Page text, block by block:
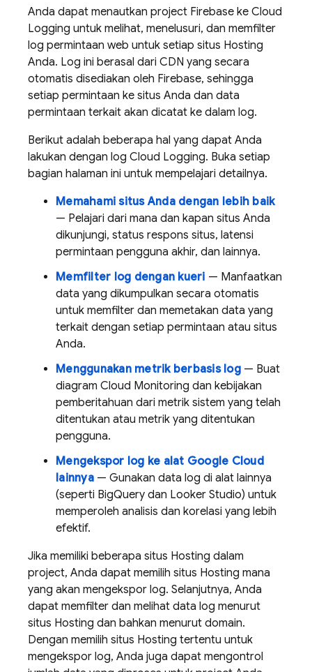
Anda dapat menautkan project Firebase ke Cloud
Logging untuk melihat, menelusuri, dan memfilter
log permintaan web untuk setiap situs Hosting
Anda. Log ini berasal dari CDN yang secara
otomatis disediakan oleh Firebase, sehingga
setiap permintaan ke situs Anda dan data
permintaan terkait akan dicatat ke dalam log.
Berikut adalah beberapa hal yang dapat Anda
lakukan dengan log Cloud Logging. Buka setiap
bagian halaman ini untuk mempelajari detailnya.
Memahami situs Anda dengan lebih baik
— Pelajari dari mana dan kapan situs Anda
dikunjungi, status respons situs, latensi
permintaan pengguna akhir, dan lainnya.
Memfilter log dengan kueri — Manfaatkan
data yang dikumpulkan secara otomatis
untuk memfilter dan memetakan data yang
terkait dengan setiap permintaan atau situs
Anda.
Menggunakan metrik berbasis log— Buat
diagram Cloud Monitoring dan kebijakan
pemberitahuan dari metrik sistem yang telah
ditentukan atau metrik yang ditentukan
pengguna.
Mengekspor log ke alat Google Cloud
lainnya— Gunakan data log di alat lainnya
(seperti BigQuery dan Looker Studio) untuk
memperoleh analisis dan korelasi yang lebih
efektif.
Jika memiliki beberapa situs Hosting dalam
project, Anda dapat memilih situs Hosting mana
yang akan mengekspor log. Selanjutnya, Anda
dapat memfilter dan melihat data log menurut
situs Hosting dan bahkan menurut domain.
Dengan memilih situs Hosting tertentu untuk
mengekspor log, Anda juga dapat mengontrol